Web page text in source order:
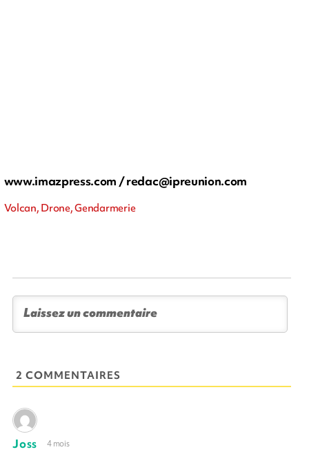
www.imazpress.com /redac@ipreunion.com
Volcan, Drone, Gendarmerie
2 COMMENTAIRES
Joss 4 mois